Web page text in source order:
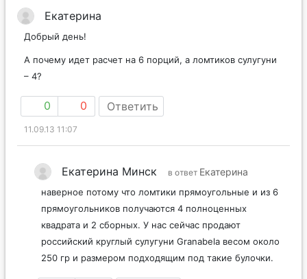
Екатерина
Добрый день!
А почему идет расчет на 6 порций, а ломтиков сулугуни
– 4?
0 0 Ответить
11.09.13 11:07
Екатерина Минск в ответ Екатерина
наверное потому что ломтики прямоугольные и из 6
прямоугольников получаются 4 полноценных
квадрата и 2 сборных. У нас сейчас продают
российский круглый сулугуни Granabela весом около
250 гр и размером подходящим под такие булочки.